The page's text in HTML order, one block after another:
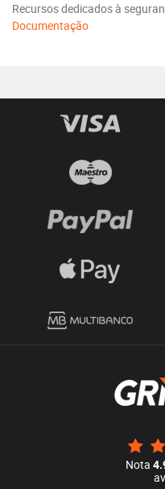
Recursos dedicados à
Documentação
Nota